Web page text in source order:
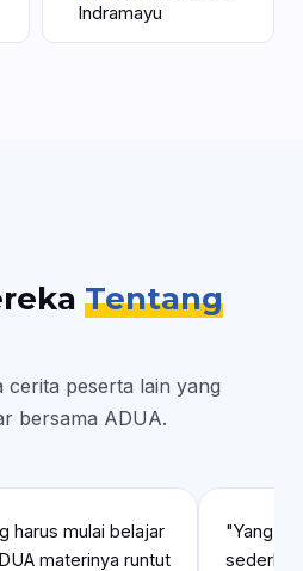
Tentang
cerita peserta lain yang
bersama ADUA.
harus mulai belajar
materinya runtut
"Yang